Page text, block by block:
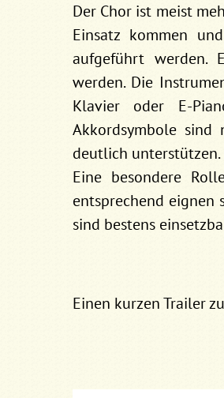
Der Chor ist meist
Einsatz kommen
aufgeführt werden.
werden. Die
Klavier oder E-
Akkordsymbole
deutlich unterstützen.
Eine besondere
entsprechend eignen
sind bestens
Einen kurzen Trailer